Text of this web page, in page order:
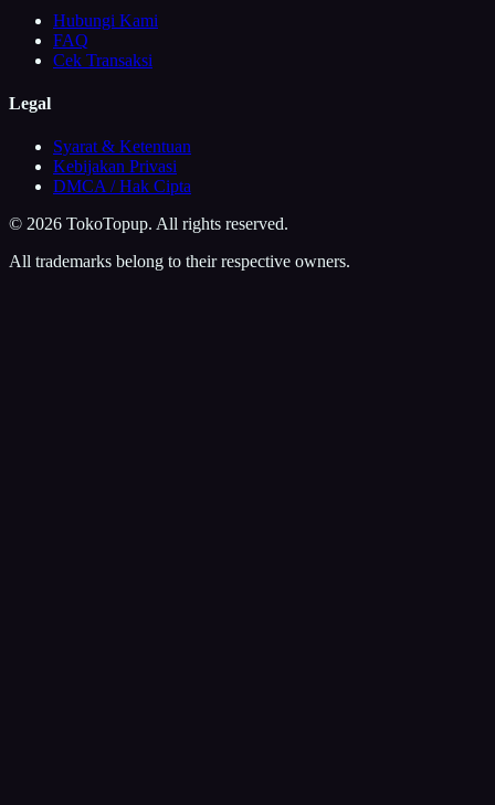
Hubungi Kami
FAQ
Cek Transaksi
Legal
Syarat & Ketentuan
Kebijakan Privasi
DMCA / Hak Cipta
© 2026 TokoTopup. All rights reserved.
All trademarks belong to their respective owners.